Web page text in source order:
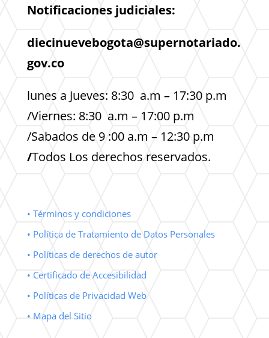
Notificaciones judiciales:
diecinuevebogota@supernotariado.
gov.co
lunes a Jueves: 8:30 a.m – 17:30 p.m
/Viernes: 8:30 a.m – 17:00 p.m
/Sabados de 9 :00 a.m – 12:30 p.m
/Todos Los derechos reservados.
• Términos y condiciones
• Política de Tratamiento de Datos Personales
• Políticas de derechos de autor
• Certificado de Accesibilidad
• Políticas de Privacidad Web
• Mapa del Sitio